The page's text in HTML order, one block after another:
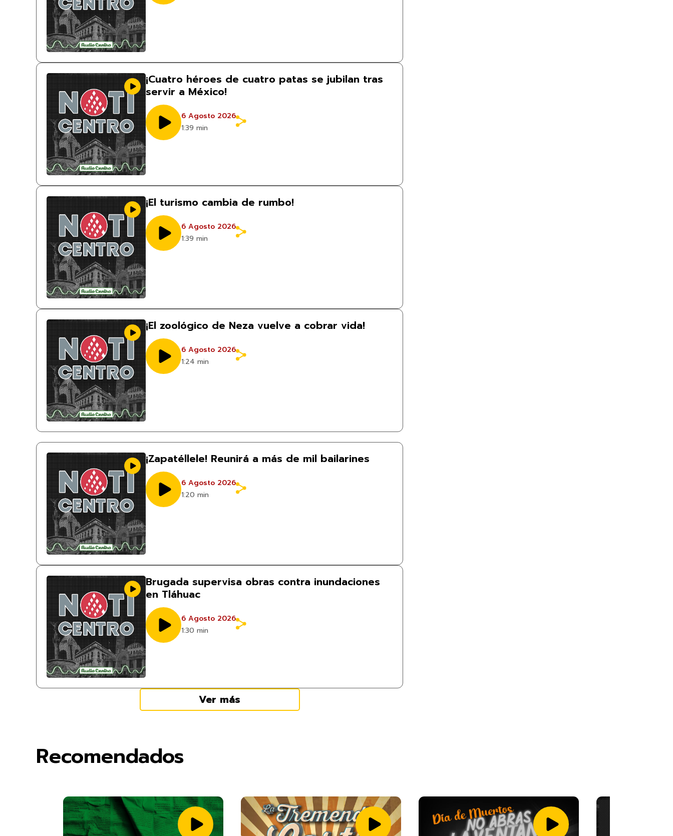
¡Cuatro héroes de cuatro patas se jubilan tras
servir a México!
6 Agosto 2026
1:39 min
¡El turismo cambia de rumbo!
6 Agosto 2026
1:39 min
¡El zoológico de Neza vuelve a cobrar vida!
6 Agosto 2026
1:24 min
¡Zapatéllele! Reunirá a más de mil bailarines
6 Agosto 2026
1:20 min
Brugada supervisa obras contra inundaciones
en Tláhuac
6 Agosto 2026
1:30 min
Ver más
Recomendados